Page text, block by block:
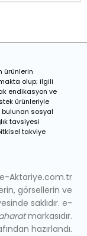
ürünlerin
olup; ilgili
endikasyon ve
ürünleriyle
bulunan sosyal
tavsiyesi
takviye
Aktariye.com.tr
görsellerin ve
saklıdır. e-
markasıdır.
hazırlandı.